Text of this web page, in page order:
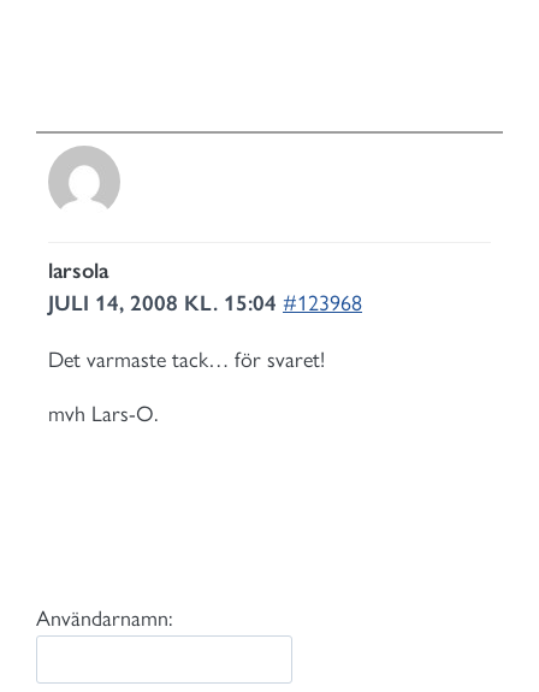
larsola
JULI 14, 2008 KL. 15:04 #123968
Det varmaste tack… för svaret!
mvh Lars-O.
Användarnamn: